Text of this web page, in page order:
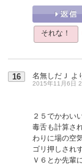
それな！
16 名無しだＪ よ
2015年11月6日
２５でかわい
毒舌も計算さ
わりに場の空
ゴリ押しされ
Ｖ６とか先輩